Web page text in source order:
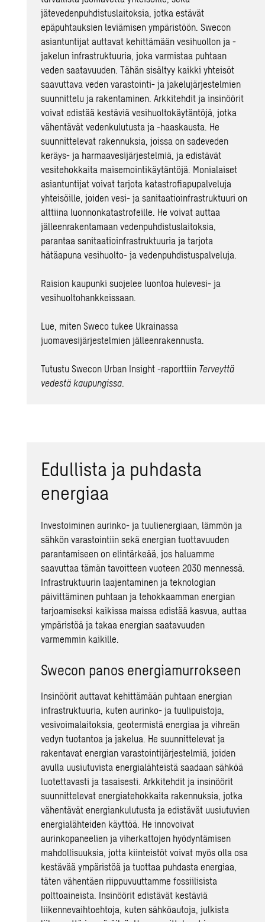
jätevedenpuhdistuslaitoksia, jotka estävät
epäpuhtauksien leviämisen ympäristöön. Swecon
asiantuntijat auttavat kehittämään vesihuollon ja -
jakelun infrastruktuuria, joka varmistaa puhtaan
veden saatavuuden. Tähän sisältyy kaikki yhteisöt
saavuttava veden varastointi- ja jakelujärjestelmien
suunnittelu ja rakentaminen. Arkkitehdit ja insinöörit
voivat edistää kestäviä vesihuoltokäytäntöjä, jotka
vähentävät vedenkulutusta ja -haaskausta. He
suunnittelevat rakennuksia, joissa on sadeveden
keräys- ja harmaavesijärjestelmiä, ja edistävät
vesitehokkaita maisemointikäytäntöjä. Monialaiset
asiantuntijat voivat tarjota katastrofiapupalveluja
yhteisöille, joiden vesi- ja sanitaatioinfrastruktuuri on
alttiina luonnonkatastrofeille. He voivat auttaa
jälleenrakentamaan vedenpuhdistuslaitoksia,
parantaa sanitaatioinfrastruktuuria ja tarjota
hätäapuna vesihuolto- ja vedenpuhdistuspalveluja.
Raision kaupunki suojelee luontoa hulevesi- ja
vesihuoltohankkeissaan.
Lue, miten Sweco tukee Ukrainassa
juomavesijärjestelmien jälleenrakennusta.
Tutustu Swecon Urban Insight -raporttiin Terveyttä
vedestä kaupungissa.
Edullista ja puhdasta
energiaa
Investoiminen aurinko- ja tuulienergiaan, lämmön ja
sähkön varastointiin sekä energian tuottavuuden
parantamiseen on elintärkeää, jos haluamme
saavuttaa tämän tavoitteen vuoteen 2030 mennessä.
Infrastruktuurin laajentaminen ja teknologian
päivittäminen puhtaan ja tehokkaamman energian
tarjoamiseksi kaikissa maissa edistää kasvua, auttaa
ympäristöä ja takaa energian saatavuuden
varmemmin kaikille.
Swecon panos energiamurrokseen
Insinöörit auttavat kehittämään puhtaan energian
infrastruktuuria, kuten aurinko- ja tuulipuistoja,
vesivoimalaitoksia, geotermistä energiaa ja vihreän
vedyn tuotantoa ja jakelua. He suunnittelevat ja
rakentavat energian varastointijärjestelmiä, joiden
avulla uusiutuvista energialähteistä saadaan sähköä
luotettavasti ja tasaisesti. Arkkitehdit ja insinöörit
suunnittelevat energiatehokkaita rakennuksia, jotka
vähentävät energiankulutusta ja edistävät uusiutuvien
energialähteiden käyttöä. He innovoivat
aurinkopaneelien ja viherkattojen hyödyntämisen
mahdollisuuksia, jotta kiinteistöt voivat myös olla osa
kestävää ympäristöä ja tuottaa puhdasta energiaa,
täten vähentäen riippuvuuttamme fossiilisista
polttoaineista. Insinöörit edistävät kestäviä
liikennevaihtoehtoja, kuten sähköautoja, julkista